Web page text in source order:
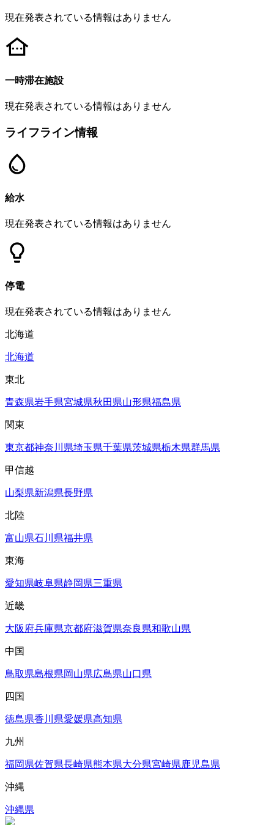
現在発表されている情報はありません
一時滞在施設
現在発表されている情報はありません
ライフライン情報
給水
現在発表されている情報はありません
停電
現在発表されている情報はありません
北海道
北海道
東北
青森県岩手県宮城県秋田県山形県福島県
関東
東京都神奈川県埼玉県千葉県茨城県栃木県群馬県
甲信越
山梨県新潟県長野県
北陸
富山県石川県福井県
東海
愛知県岐阜県静岡県三重県
近畿
大阪府兵庫県京都府滋賀県奈良県和歌山県
中国
鳥取県島根県岡山県広島県山口県
四国
徳島県香川県愛媛県高知県
九州
福岡県佐賀県長崎県熊本県大分県宮崎県鹿児島県
沖縄
沖縄県